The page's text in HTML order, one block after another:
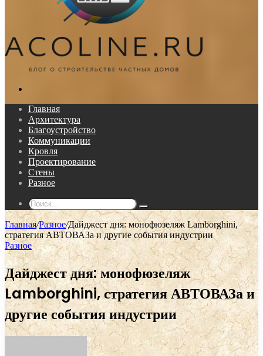
Главная
Архитектура
Благоустройство
Коммуникации
Кровля
Проектирование
Стены
Разное
Поиск...
Главная/Разное/Дайджест дня: монофюзеляж Lamborghini,
стратегия АВТОВАЗа и другие события индустрии
Разное
Дайджест дня: монофюзеляж
Lamborghini, стратегия АВТОВАЗа и
другие события индустрии